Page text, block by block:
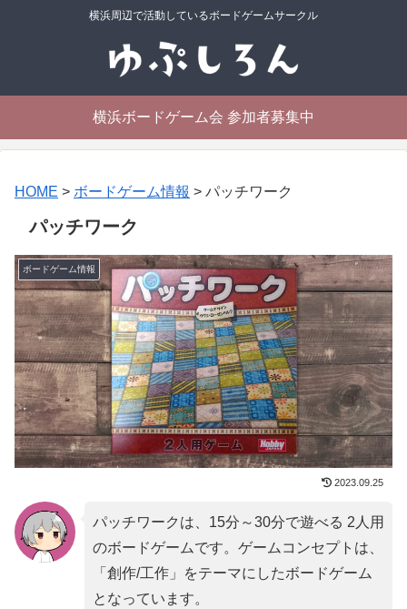
横浜周辺で活動しているボードゲームサークル
横浜ボードゲーム会 参加者募集中
HOME > ボードゲーム情報 > パッチワーク
パッチワーク
ボードゲーム情報
2023.09.25
パッチワークは、15分～30分で遊べる 2人用
のボードゲームです。ゲームコンセプトは、
「 創作/工作」をテーマにしたボードゲーム
となっています。